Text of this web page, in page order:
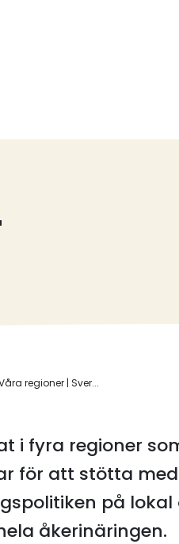
regioner | Sver...
i fyra regioner
för att stötta
på lokal
åkerinäringen.